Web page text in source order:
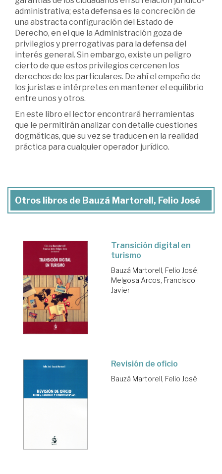
administrativa; esta defensa es la concreción de
una abstracta configuración del Estado de
Derecho, en el que la Administración goza de
privilegios y prerrogativas para la defensa del
interés general. Sin embargo, existe un peligro
cierto de que estos privilegios cercenen los
derechos de los particulares. De ahí el empeño de
los juristas e intérpretes en mantener el equilibrio
entre unos y otros.
En este libro el lector encontrará herramientas
que le permitirán analizar con detalle cuestiones
dogmáticas, que su vez se traducen en la realidad
práctica para cualquier operador jurídico.
Otros libros de Bauzá Martorell, Felio José
Transición digital en
turismo
Bauzá Martorell, Felio José;
Melgosa Arcos, Francisco
Javier
Revisión de oficio
Bauzá Martorell, Felio José